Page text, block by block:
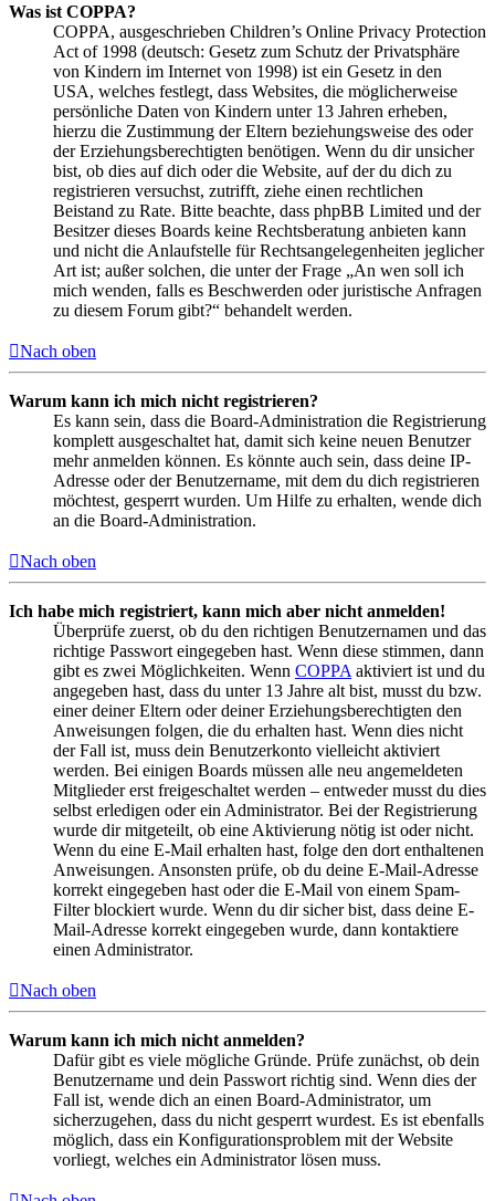
Was ist COPPA?
COPPA, ausgeschrieben Children’s Online Privacy Protection
Act of 1998 (deutsch: Gesetz zum Schutz der Privatsphäre
von Kindern im Internet von 1998) ist ein Gesetz in den
USA, welches festlegt, dass Websites, die möglicherweise
persönliche Daten von Kindern unter 13 Jahren erheben,
hierzu die Zustimmung der Eltern beziehungsweise des oder
der Erziehungsberechtigten benötigen. Wenn du dir unsicher
bist, ob dies auf dich oder die Website, auf der du dich zu
registrieren versuchst, zutrifft, ziehe einen rechtlichen
Beistand zu Rate. Bitte beachte, dass phpBB Limited und der
Besitzer dieses Boards keine Rechtsberatung anbieten kann
und nicht die Anlaufstelle für Rechtsangelegenheiten jeglicher
Art ist; außer solchen, die unter der Frage „An wen soll ich
mich wenden, falls es Beschwerden oder juristische Anfragen
zu diesem Forum gibt?“ behandelt werden.
Nach oben
Warum kann ich mich nicht registrieren?
Es kann sein, dass die Board-Administration die Registrierung
komplett ausgeschaltet hat, damit sich keine neuen Benutzer
mehr anmelden können. Es könnte auch sein, dass deine IP-
Adresse oder der Benutzername, mit dem du dich registrieren
möchtest, gesperrt wurden. Um Hilfe zu erhalten, wende dich
an die Board-Administration.
Nach oben
Ich habe mich registriert, kann mich aber nicht anmelden!
Überprüfe zuerst, ob du den richtigen Benutzernamen und das
richtige Passwort eingegeben hast. Wenn diese stimmen, dann
gibt es zwei Möglichkeiten. Wenn COPPA aktiviert ist und du
angegeben hast, dass du unter 13 Jahre alt bist, musst du bzw.
einer deiner Eltern oder deiner Erziehungsberechtigten den
Anweisungen folgen, die du erhalten hast. Wenn dies nicht
der Fall ist, muss dein Benutzerkonto vielleicht aktiviert
werden. Bei einigen Boards müssen alle neu angemeldeten
Mitglieder erst freigeschaltet werden – entweder musst du dies
selbst erledigen oder ein Administrator. Bei der Registrierung
wurde dir mitgeteilt, ob eine Aktivierung nötig ist oder nicht.
Wenn du eine E-Mail erhalten hast, folge den dort enthaltenen
Anweisungen. Ansonsten prüfe, ob du deine E-Mail-Adresse
korrekt eingegeben hast oder die E-Mail von einem Spam-
Filter blockiert wurde. Wenn du dir sicher bist, dass deine E-
Mail-Adresse korrekt eingegeben wurde, dann kontaktiere
einen Administrator.
Nach oben
Warum kann ich mich nicht anmelden?
Dafür gibt es viele mögliche Gründe. Prüfe zunächst, ob dein
Benutzername und dein Passwort richtig sind. Wenn dies der
Fall ist, wende dich an einen Board-Administrator, um
sicherzugehen, dass du nicht gesperrt wurdest. Es ist ebenfalls
möglich, dass ein Konfigurationsproblem mit der Website
vorliegt, welches ein Administrator lösen muss.